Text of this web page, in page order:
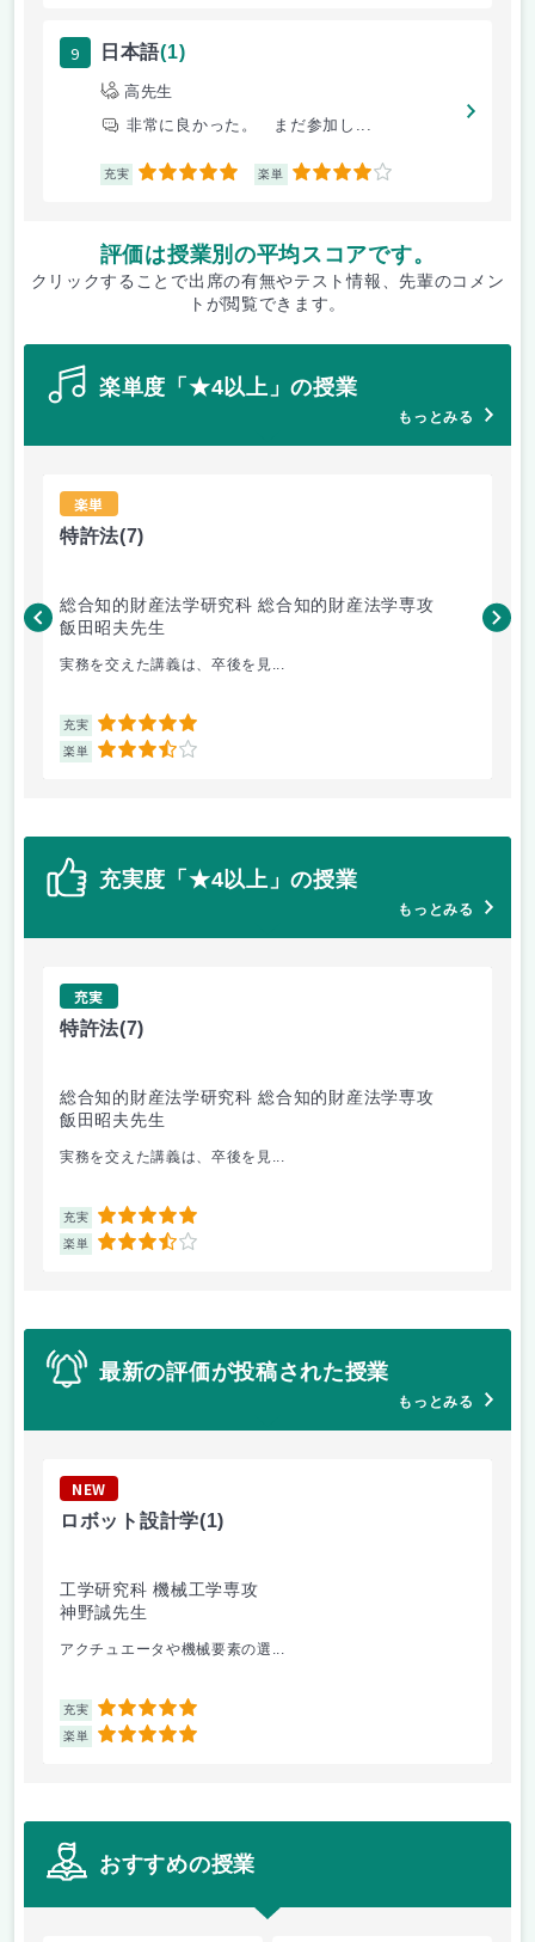
9 日本語(1)
高先生
非常に良かった。 まだ参加し...
充実 5 楽単 4
評価は授業別の平均スコアです。
クリックすることで出席の有無やテスト情報、先輩のコメン
トが閲覧できます。
楽単度「★4以上」の授業
もっとみる
楽単
特許法(7)
総合知的財産法学研究科 総合知的財産法学専攻
飯田昭夫先生
実務を交えた講義は、卒後を見...
充実 5
楽単 3.5
岸
充実度「★4以上」の授業
もっとみる
充実
特許法(7)
総合知的財産法学研究科 総合知的財産法学専攻
飯田昭夫先生
実務を交えた講義は、卒後を見...
充実 5
楽単 3.5
最新の評価が投稿された授業
もっとみる
NEW
ロボット設計学(1)
工学研究科 機械工学専攻
神野誠先生
アクチュエータや機械要素の選...
充実 5
楽単 5
おすすめの授業